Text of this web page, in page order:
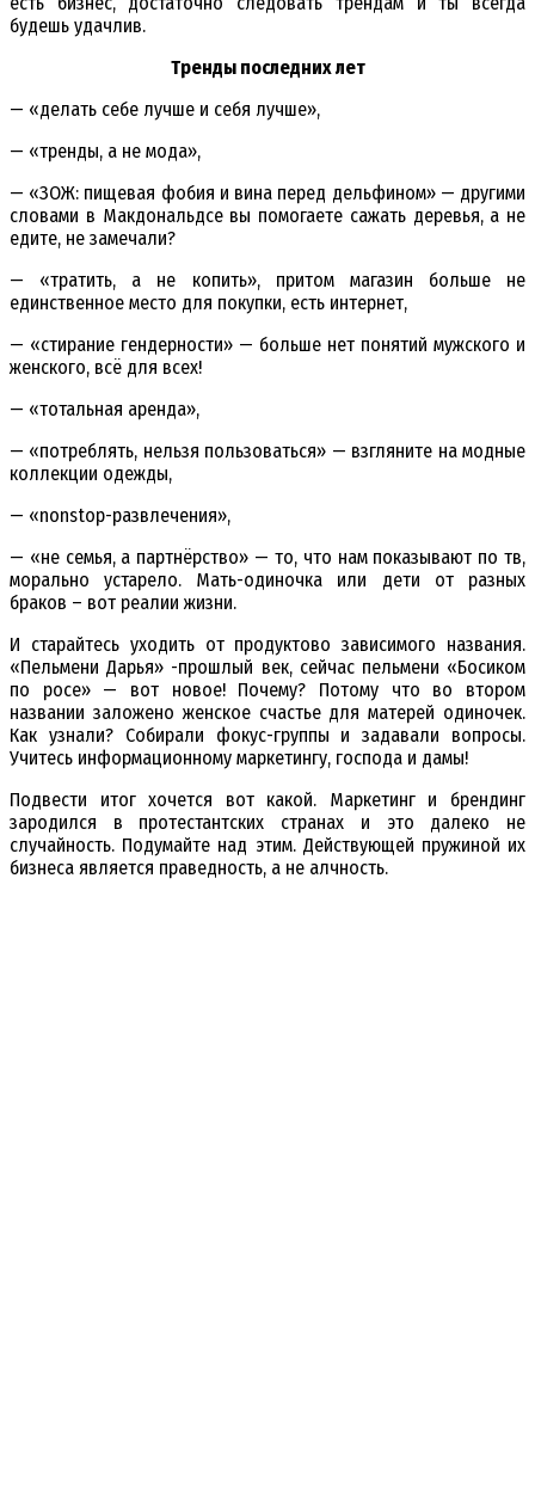
будешь удачлив.
Тренды последних лет
— «делать себе лучше и себя лучше»,
— «тренды, а не мода»,
— «ЗОЖ: пищевая фобия и вина перед дельфином» — другими
словами в Макдональдсе вы помогаете сажать деревья, а не
едите, не замечали?
— «тратить, а не копить», притом магазин больше не
единственное место для покупки, есть интернет,
— «стирание гендерности» — больше нет понятий мужского и
женского, всё для всех!
— «тотальная аренда»,
— «потреблять, нельзя пользоваться» — взгляните на модные
коллекции одежды,
— «nonstop-развлечения»,
— «не семья, а партнёрство» — то, что нам показывают по тв,
морально устарело. Мать-одиночка или дети от разных
браков – вот реалии жизни.
И старайтесь уходить от продуктово зависимого названия.
«Пельмени Дарья» -прошлый век, сейчас пельмени «Босиком
по росе» — вот новое! Почему? Потому что во втором
названии заложено женское счастье для матерей одиночек.
Как узнали? Собирали фокус-группы и задавали вопросы.
Учитесь информационному маркетингу, господа и дамы!
Подвести итог хочется вот какой. Маркетинг и брендинг
зародился в протестантских странах и это далеко не
случайность. Подумайте над этим. Действующей пружиной их
бизнеса является праведность, а не алчность.